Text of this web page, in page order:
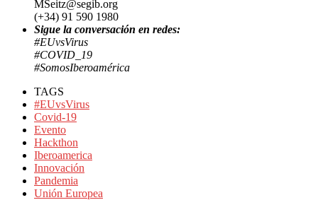
MSeitz@segib.org
(+34) 91 590 1980
Sigue la conversación en redes:
#EUvsVirus
#COVID_19
#SomosIberoamérica
TAGS
#EUvsVirus
Covid-19
Evento
Hackthon
Iberoamerica
Innovación
Pandemia
Unión Europea